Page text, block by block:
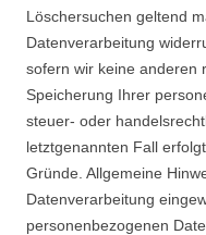
Löschersuchen geltend
Datenverarbeitung
sofern wir keine anderen
Speicherung Ihrer
steuer- oder
letztgenannten Fall
Gründe. Allgemeine
Datenverarbeitung
personenbezogenen